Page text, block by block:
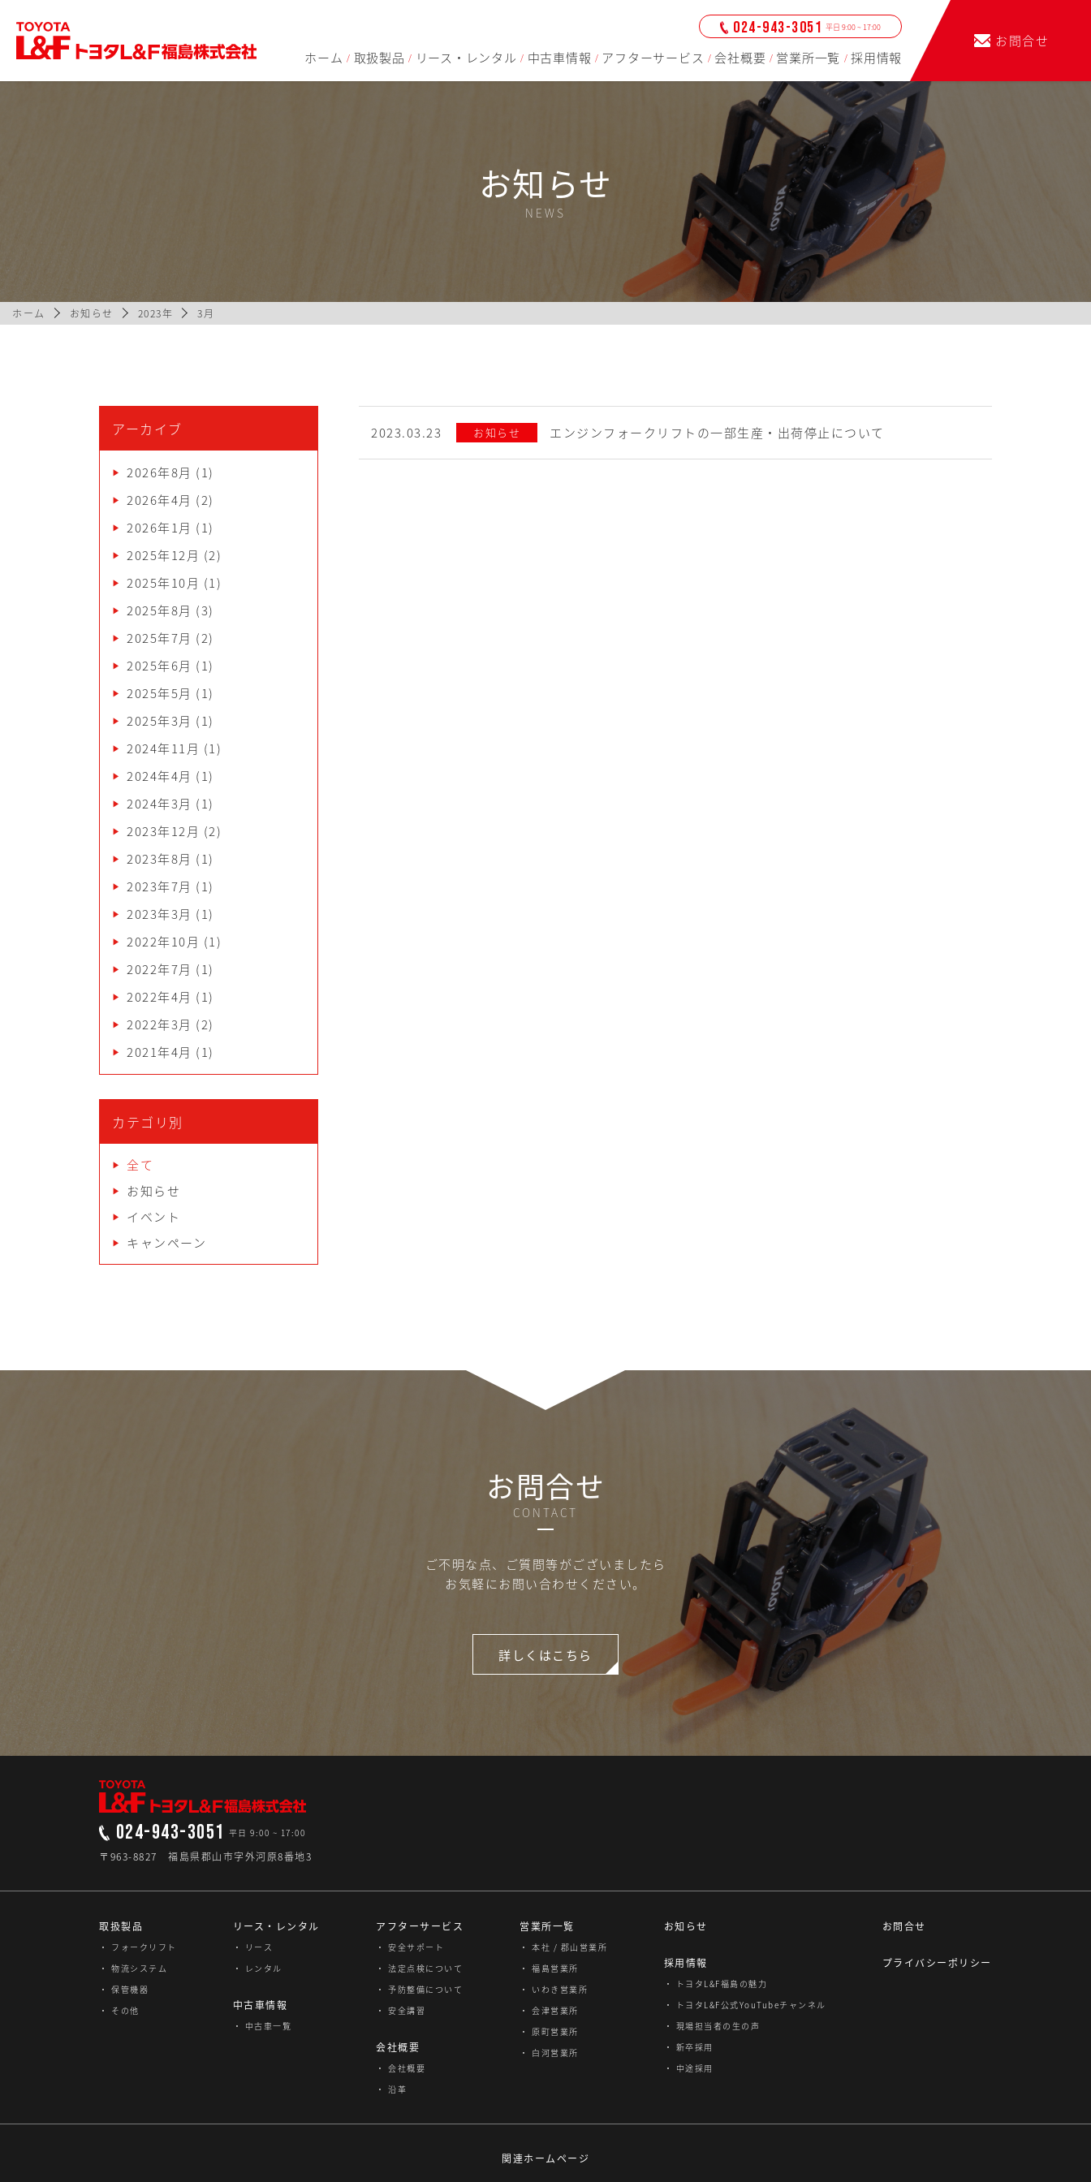
024-943-3051 平日 9:00 ~ 17:00
ホーム / 取扱製品 / リース・レンタル / 中古車情報 / アフターサービス / 会社概要 / 営業所一覧 / 採用情報
お問合せ
お知らせ
NEWS
ホーム お知らせ 2023年 3月
2023.03.23 お知らせ エンジンフォークリフトの一部生産・出荷停止について
アーカイブ
2026年8月 (1)
2026年4月 (2)
2026年1月 (1)
2025年12月 (2)
2025年10月 (1)
2025年8月 (3)
2025年7月 (2)
2025年6月 (1)
2025年5月 (1)
2025年3月 (1)
2024年11月 (1)
2024年4月 (1)
2024年3月 (1)
2023年12月 (2)
2023年8月 (1)
2023年7月 (1)
2023年3月 (1)
2022年10月 (1)
2022年7月 (1)
2022年4月 (1)
2022年3月 (2)
2021年4月 (1)
カテゴリ別
全て
お知らせ
イベント
キャンペーン
お問合せ
CONTACT
ご不明な点、
ご質問等がございましたら
お気軽にお問い合わせください。
詳しくはこちら
024-943-3051 平日 9:00 ~ 17:00
〒963-8827 福島県郡山市字外河原8番地3
取扱製品
・ フォークリフト
・ 物流システム
・ 保管機器
・ その他
リース・レンタル
・ リース
・ レンタル
中古車情報
・ 中古車一覧
アフターサービス
・ 安全サポート
・ 法定点検について
・ 予防整備について
・ 安全講習
会社概要
・ 会社概要
・ 沿革
営業所一覧
・ 本社 / 郡山営業所
・ 福島営業所
・ いわき営業所
・ 会津営業所
・ 原町営業所
・ 白河営業所
お知らせ
採用情報
・ トヨタL&F福島の魅力
・ トヨタL&F公式YouTubeチャンネル
・ 現場担当者の生の声
・ 新卒採用
・ 中途採用
お問合せ
プライバシーポリシー
関連ホームページ